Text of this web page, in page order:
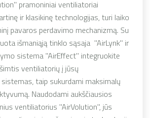
pramoniniai ventiliatoriai
ir klasikinę technologijas, turi laiko
pavaros perdavimo mechanizmą. Su
išmaniąją tinklo sąsaja "AirLynk" ir
sistema "AirEffect" integruokite
ventiliatorių į jūsų
taip sukurdami maksimalų
Naudodami aukščiausios
ventiliatorius "AirVolution", jūs